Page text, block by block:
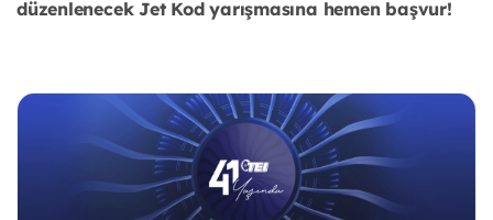
düzenlenecek Jet Kod yarışmasına hemen başvur!